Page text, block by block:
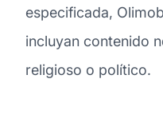
especificada,
incluyan contenido
religioso o político.